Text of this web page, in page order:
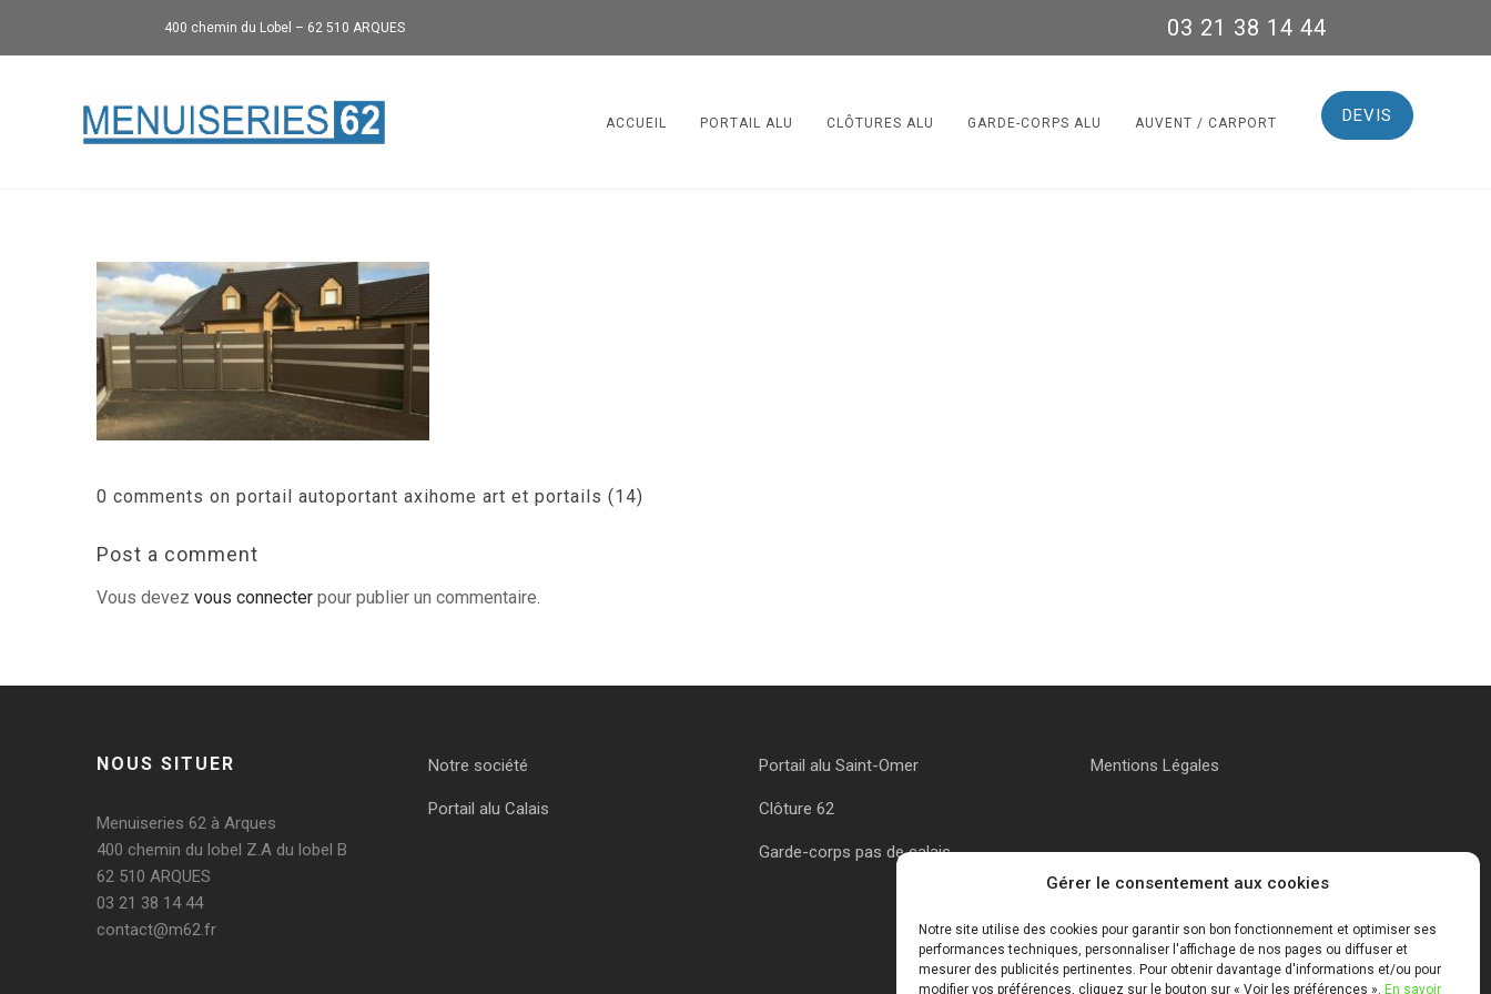
Gérer le consentement aux cookies
Notre site utilise des cookies pour garantir son bon fonctionnement et optimiser ses
performances techniques, personnaliser l'affichage de nos pages ou diffuser et
mesurer des publicités pertinentes. Pour obtenir davantage d'informations et/ou pour
modifier vos préférences, cliquez sur le bouton sur « Voir les préférences ». En savoir
400 chemin du Lobel – 62 510 ARQUES 03 21 38 14 44
DEVIS
ACCUEIL PORTAIL ALU CLÔTURES ALU GARDE-CORPS ALU AUVENT / CARPORT
0 comments on portail autoportant axihome art et portails (14)
Post a comment
Vous devezvous connecter pour publier un commentaire.
NOUS SITUER
Menuiseries 62 à Arques
400 chemin du lobel Z.A du lobel B
62 510 ARQUES
03 21 38 14 44
contact@m62.fr
Notre société
Portail alu Calais
Portail alu Saint-Omer
Clôture 62
Garde-corps pas de calais
Mentions Légales